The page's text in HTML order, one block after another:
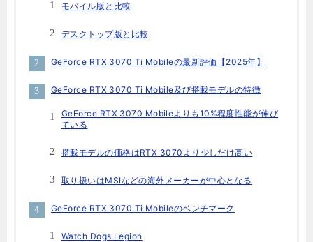
モバイル版と比較
デスクトップ版と比較
GeForce RTX 3070 Ti Mobileの最新評価【2025年】
GeForce RTX 3070 Ti Mobile及び搭載モデルの特徴
GeForce RTX 3070 Mobileよりも10%程度性能が伸び
ている
搭載モデルの価格はRTX 3070より少しだけ高い
取り扱いはMSIなどの海外メーカーが中心となる
GeForce RTX 3070 Ti Mobileのベンチマーク
Watch Dogs Legion